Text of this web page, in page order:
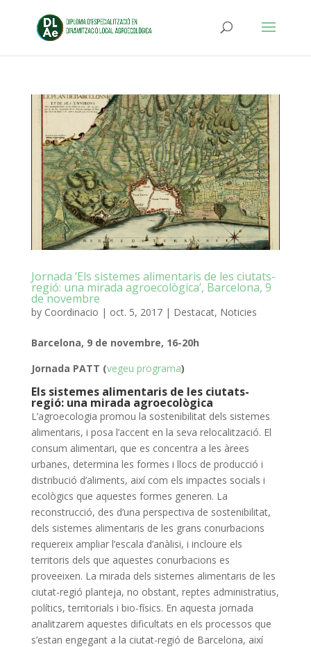
Jornada ‘Els sistemes alimentaris de les ciutats-
regió: una mirada agroecològica’, Barcelona, 9
de novembre
by Coordinacio | oct. 5, 2017| Destacat, Noticies
Barcelona, 9 de novembre, 16-20h
Jornada PATT (vegeu programa)
Els sistemes alimentaris de les ciutats-
regió: una mirada agroecològica
L’agroecologia promou la sostenibilitat dels sistemes
alimentaris, i posa l’accent en la seva relocalització. El
consum alimentari, que es concentra a les àrees
urbanes, determina les formes i llocs de producció i
distribució d’aliments, així com els impactes socials i
ecològics que aquestes formes generen. La
reconstrucció, des d’una perspectiva de sostenibilitat,
dels sistemes alimentaris de les grans conurbacions
requereix ampliar l’escala d’anàlisi, i incloure els
territoris dels que aquestes conurbacions es
proveeixen. La mirada dels sistemes alimentaris de les
ciutat-regió planteja, no obstant, reptes administratius,
polítics, territorials i bio-físics. En aquesta jornada
analitzarem aquestes dificultats en els processos que
s’estan engegant a la ciutat-regió de Barcelona, així